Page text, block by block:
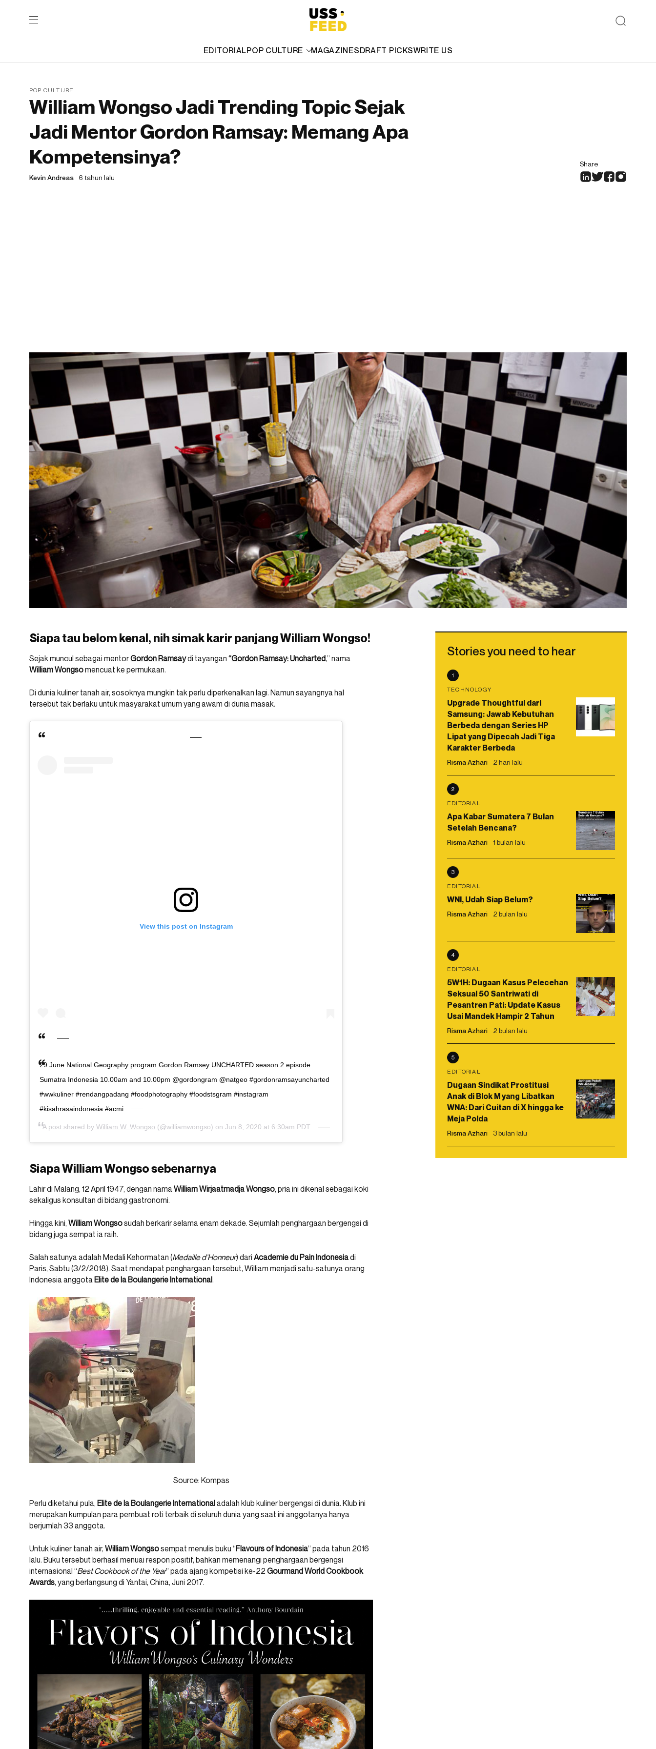
EDITORIALPOP CULTURE MAGAZINESDRAFT PICKSWRITE US
POP CULTURE
William Wongso Jadi Trending Topic Sejak
Jadi Mentor Gordon Ramsay: Memang Apa
Kompetensinya?
Kevin Andreas 6 tahun lalu
Share
Siapa tau belom kenal, nih simak karir panjang William Wongso!
Sejak muncul sebagai mentorGordon Ramsaydi tayangan “Gordon Ramsay: Uncharted,” nama
WilliamWongsomencuat ke permukaan.
Di dunia kuliner tanah air, sosoknya mungkin tak perlu diperkenalkan lagi. Namun sayangnya hal
tersebut tak berlaku untuk masyarakat umum yang awam di dunia masak.
View this post on Instagram
29 June National Geography program Gordon Ramsey UNCHARTED season 2 episode
Sumatra Indonesia 10.00am and 10.00pm @gordongram @natgeo #gordonramsayuncharted
#wwkuliner #rendangpadang #foodphotography #foodstsgram #instagram
#kisahrasaindonesia #acmi
A post shared by William W. Wongso (@williamwongso) on Jun 8, 2020 at 6:30am PDT
Siapa William Wongso sebenarnya
Lahir di Malang, 12 April 1947, dengan nama William Wirjaatmadja Wongso, pria ini dikenal sebagai koki
sekaligus konsultan di bidang gastronomi.
Hingga kini, WilliamWongsosudah berkarir selama enam dekade. Sejumlah penghargaan bergengsi di
bidang juga sempat ia raih.
Salah satunya adalah Medali Kehormatan (Medaille d’Honneur) dari Academie du Pain Indonesiadi
Paris, Sabtu (3/2/2018). Saat mendapat penghargaan tersebut, William menjadi satu-satunya orang
Indonesia anggota Elite de la Boulangerie International.
Source: Kompas
Perlu diketahui pula, Elite de la Boulangerie Internationaladalah klub kuliner bergengsi di dunia. Klub ini
merupakan kumpulan para pembuat roti terbaik di seluruh dunia yang saat ini anggotanya hanya
berjumlah 33 anggota.
Untuk kuliner tanah air, William Wongsosempat menulis buku “Flavours of Indonesia” pada tahun 2016
lalu. Buku tersebut berhasil menuai respon positif, bahkan memenangi penghargaan bergengsi
internasional “Best Cookbook of the Year” pada ajang kompetisi ke-22 Gourmand World Cookbook
Awards, yang berlangsung di Yantai, China, Juni 2017.
Stories you need to hear
1
TECHNOLOGY
Upgrade Thoughtful dari
Samsung: Jawab Kebutuhan
Berbeda dengan Series HP
Lipat yang Dipecah Jadi Tiga
Karakter Berbeda
Risma Azhari 2 hari lalu
2
EDITORIAL
Apa Kabar Sumatera 7 Bulan
Setelah Bencana?
Risma Azhari 1 bulan lalu
3
EDITORIAL
WNI, Udah Siap Belum?
Risma Azhari 2 bulan lalu
4
EDITORIAL
5W1H: Dugaan Kasus Pelecehan
Seksual 50 Santriwati di
Pesantren Pati: Update Kasus
Usai Mandek Hampir 2 Tahun
Risma Azhari 2 bulan lalu
5
EDITORIAL
Dugaan Sindikat Prostitusi
Anak di Blok M yang Libatkan
WNA: Dari Cuitan di X hingga ke
Meja Polda
Risma Azhari 3 bulan lalu